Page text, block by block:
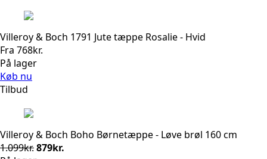
Villeroy & Boch 1791 Jute tæppe Rosalie - Hvid
Fra 768kr.
På lager
Køb nu
Tilbud
Villeroy & Boch Boho Børnetæppe - Løve brøl 160 cm
1.099kr.Den
879kr.